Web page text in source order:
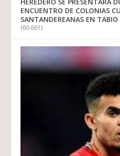
ENCUENTRO DE COLONIAS
SANTANDEREANAS EN
(60.661)